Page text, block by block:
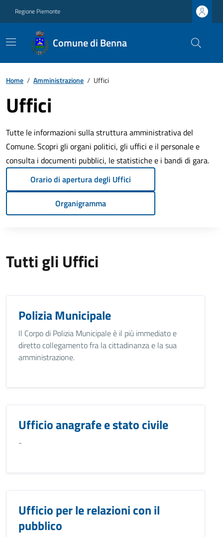
Regione Piemonte
Comune di Benna
Home / Amministrazione / Uffici
Uffici
Tutte le informazioni sulla struttura amministrativa del
Comune. Scopri gli organi politici, gli uffici e il personale e
consulta i documenti pubblici, le statistiche e i bandi di gara.
Orario di apertura degli Uffici
Organigramma
Tutti gli Uffici
Polizia Municipale
Il Corpo di Polizia Municipale è il più immediato e
diretto collegamento fra la cittadinanza e la sua
amministrazione.
Ufficio anagrafe e stato civile
-
Ufficio per le relazioni con il
pubblico